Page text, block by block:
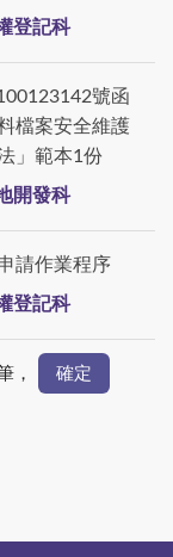
登記科
號函
檔案安全維護
」範本1份
開發科
請作業程序
登記科
，